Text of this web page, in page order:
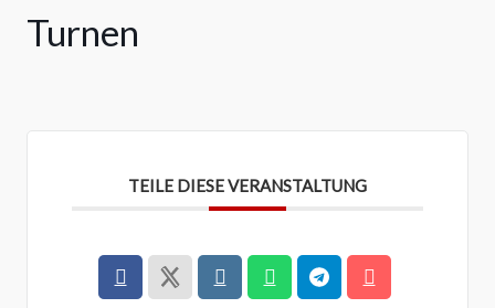
Turnen
TEILE DIESE VERANSTALTUNG